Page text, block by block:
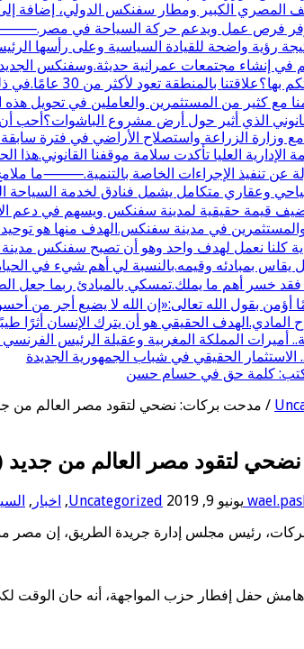
المصري الكبير ومطار سفنكس الدولي، إضافة
فرص عمل ويدعم حركة السياحة في
رؤية واضحة للقيادة السياسية وعلى رأسها
في إنشاء مجتمعات عمرانية حديثة.وسفنكس
كيف بدأت
مع كثير من المستثمرين والعاملين في تحويل
الذي أثير حول أرض مشروع الباشوات؟أحب
الإدارية العليا تأكدت سلامة موقفنا
وعقاري متكامل يشمل فنادق لخدمة السياحة
قيمة حقيقية لمدينة سفنكس ويسهم في دعم
في مدينة سفنكس.الهدف منها هو توحيد
كلنا نعمل لهدف واحد وهو أن تصبح سفنكس
يقاس بمبادئه وقيمه.بالنسبة لي أهم شيء في
خسر أهم ما يملك.تمسكي بالمبادئ ربما جعل
أؤمن بقول الله تعالى:«إن الله لا يضيع أجر
المادي.الهدف الحقيقي هو أن يترك الإنسان أثرًا
أميرات المملكة المغربية وعقيلة الرئيس
الحقيقي في شباب الجمهورية الجديدة
كلمة حق في حسام حسن
/ مدحت بركات: نضحي لتقود مصر العالم من
لتقود مصر العالم من جديد
يونيو 9, 2019 Uncategorized
, اخبار ,
رئيس مجلس إدارة جريدة الطريق، إن مصر منذ
حفل إفطار حزب المواجهة، أنه حان الوقت لكى